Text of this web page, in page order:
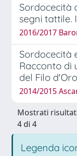
Sordocecità
segni tattile.
2016/2017
Sordocecità
Racconto di
del Filo d'Oro
2014/2015
Mostrati
4 di 4
Legenda